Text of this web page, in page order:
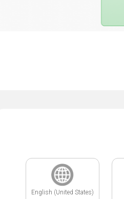
English (United States)